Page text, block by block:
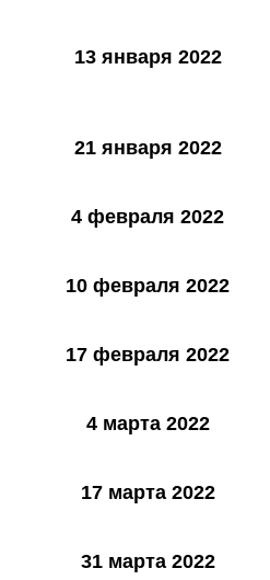
13 января 2022
21 января 2022
4 февраля 2022
10 февраля 2022
17 февраля 2022
4 марта 2022
17 марта 2022
31 марта 2022